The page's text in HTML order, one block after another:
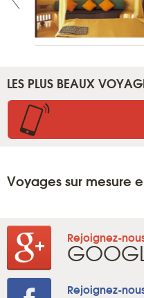
LES PLUS BEAUX
Voyages sur mesure
Rejoignez-
Rejoignez-